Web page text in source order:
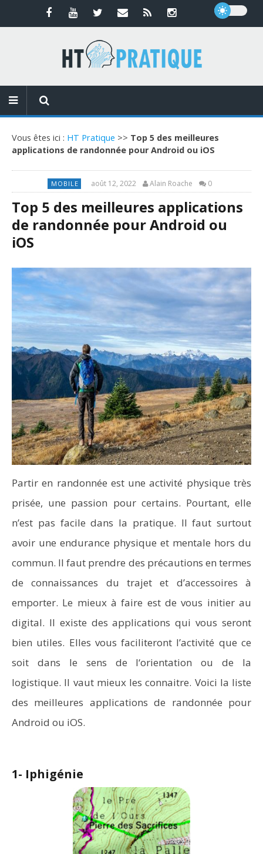
Vous êtes ici : HT Pratique >> Top 5 des meilleures
applications de randonnée pour Android ou iOS
MOBILE août 12, 2022 Alain Roache 0
Top 5 des meilleures applications
de randonnée pour Android ou
iOS
Partir en randonnée est une activité physique très
prisée, une passion pour certains. Pourtant, elle
n’est pas facile dans la pratique. Il faut surtout
avoir une endurance physique et mentale hors du
commun. Il faut prendre des précautions en termes
de connaissances du trajet et d’accessoires à
emporter. Le mieux à faire est de vous initier au
digital. Il existe des applications qui vous seront
bien utiles. Elles vous faciliteront l’activité que ce
soit dans le sens de l‘orientation ou de la
logistique. Il vaut mieux les connaitre. Voici la liste
des meilleures applications de randonnée pour
Android ou iOS.
1- Iphigénie